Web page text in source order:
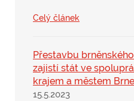
Celý článek
Přestavbu
zajistí stát ve
krajem a městem
15.5.2023